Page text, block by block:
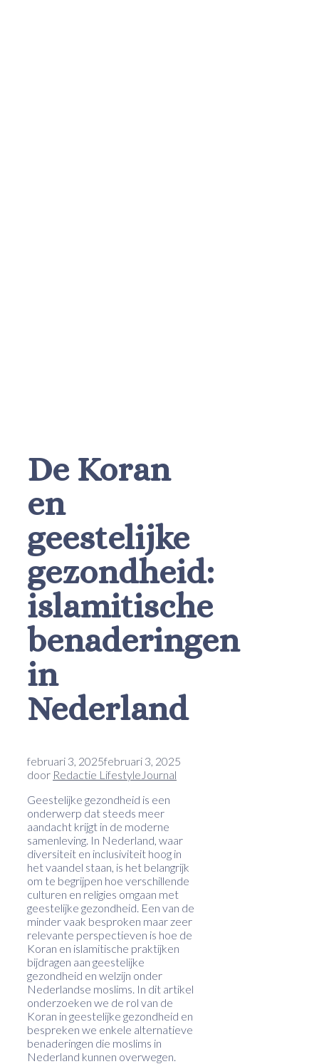
De Koran
en
geestelijke
gezondheid:
islamitische
benaderingen
in
Nederland
februari 3, 2025februari 3, 2025
door Redactie LifestyleJournal
Geestelijke gezondheid is een
onderwerp dat steeds meer
aandacht krijgt in de moderne
samenleving. In Nederland, waar
diversiteit en inclusiviteit hoog in
het vaandel staan, is het belangrijk
om te begrijpen hoe verschillende
culturen en religies omgaan met
geestelijke gezondheid. Een van de
minder vaak besproken maar zeer
relevante perspectieven is hoe de
Koran en islamitische praktijken
bijdragen aan geestelijke
gezondheid en welzijn onder
Nederlandse moslims. In dit artikel
onderzoeken we de rol van de
Koran in geestelijke gezondheid en
bespreken we enkele alternatieve
benaderingen die moslims in
Nederland kunnen overwegen.